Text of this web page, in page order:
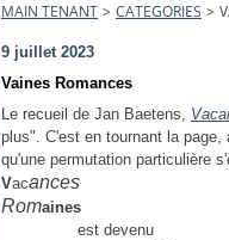
MAIN TENANT > CATEGORIES >
9 juillet 2023
Vaines Romances
Le recueil de Jan Baetens,
plus". C'est en tournant la
qu'une permutation particulière
Vacances
Romaines
est devenu